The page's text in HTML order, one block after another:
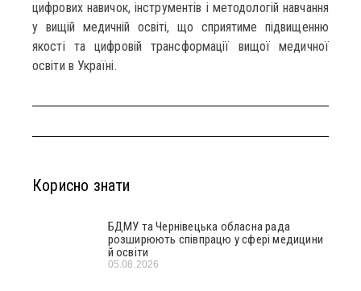
цифрових навичок, інструментів і методологій навчання
у вищій медичній освіті, що сприятиме підвищенню
якості та цифровій трансформації вищої медичної
освіти в Україні.
Корисно знати
БДМУ та Чернівецька обласна рада
розширюють співпрацю у сфері медицини
й освіти
05.08.2026